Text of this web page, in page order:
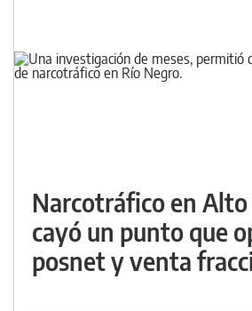
Narcotráfico en Alto
cayó un punto que
posnet y venta